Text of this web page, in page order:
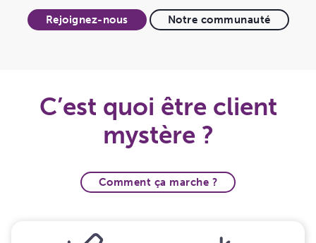
Rejoignez-nous Notre communauté
C’est quoi être client
mystère ?
Comment ça marche ?